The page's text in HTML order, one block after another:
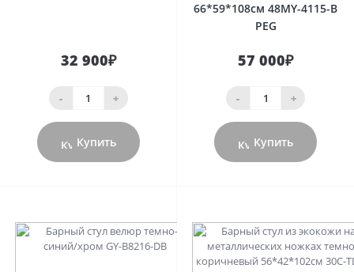
32 900₽
- +
Купить
66*59*108см 48MY-4115-B
PEG
57 000₽
- +
Купить